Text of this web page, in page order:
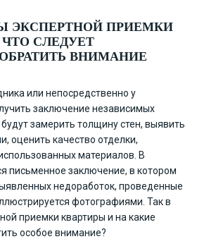
ЭКСПЕРТНОЙ ПРИЕМКИ
СЛЕДУЕТ
ВНИМАНИЕ
или непосредственно у
заключение независимых
замерить толщину стен, выявить
оценить качество отделки,
материалов. В
письменное заключение, в котором
недоработок, проведенные
фотографиями. Так в
приемки квартиры и на какие
особое внимание?